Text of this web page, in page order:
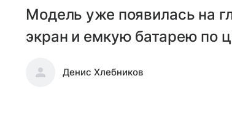
Модель уже появилась на
экран и емкую батарею по
Денис Хлебников